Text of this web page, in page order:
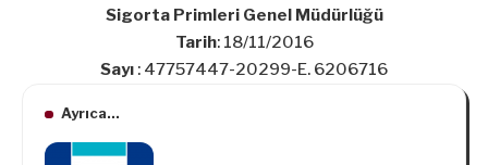
Sigorta Primleri Genel Müdürlüğü
Tarih: 18/11/2016
Sayı : 47757447-20299-E. 6206716
Ayrıca...